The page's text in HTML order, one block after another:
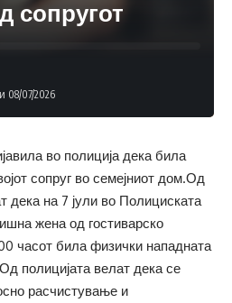
сопругот
07/2026
во полиција дека била
сопруг во семејниот дом.Од
на 7 јули во Полициската
жена од гостиварско
часот била физички нападната
полицијата велат дека се
расчистување и